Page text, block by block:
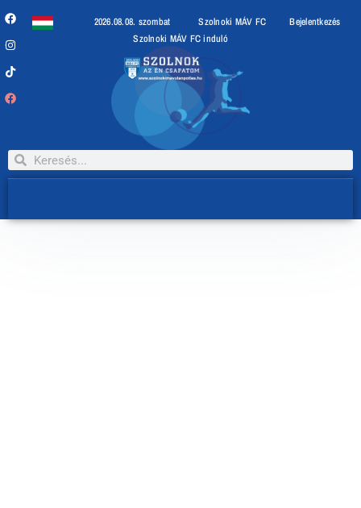
2026.08.08. szombat Szolnoki MÁV FC
Bejelentkezés
Szolnoki MÁV FC induló